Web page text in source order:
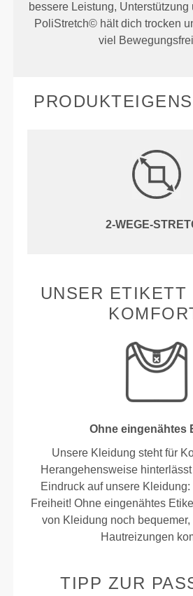
bessere Leistung, Unterstützung
PoliStretch© hält dich trocken
viel
2-WEGE-
UNSER ETIKETT
Ohne eingenähtes
Unsere Kleidung steht für
Herangehensweise
Eindruck auf unsere
Freiheit! Ohne eingenähtes
von Kleidung noch
Hautreizungen
TIPP ZUR